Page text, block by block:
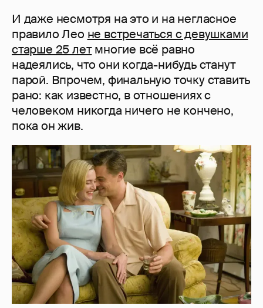
И даже несмотря на это и на негласное
правило Лео не встречаться с девушками
старше 25 летмногие всё равно
надеялись, что они когда-нибудь станут
парой. Впрочем, финальную точку ставить
рано: как известно, в отношениях с
человеком никогда ничего не кончено,
пока он жив.